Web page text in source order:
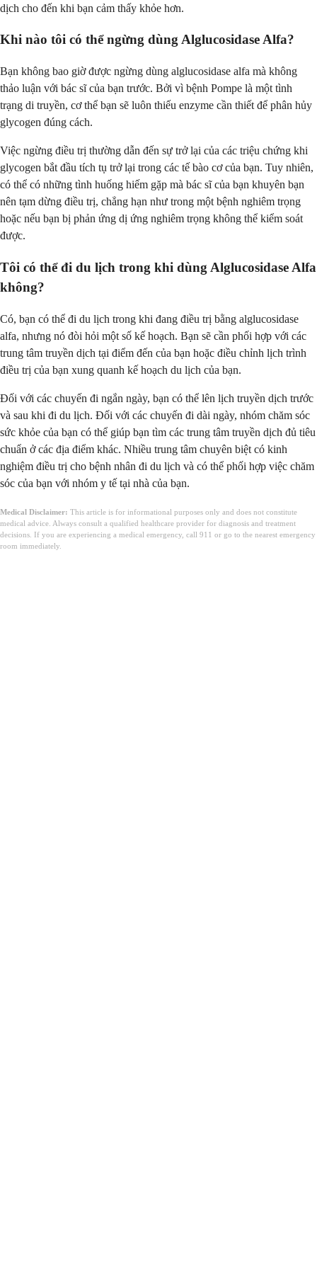
dịch cho đến khi bạn cảm thấy khỏe hơn.
Khi nào tôi có thể ngừng dùng Alglucosidase Alfa?
Bạn không bao giờ được ngừng dùng alglucosidase alfa mà không
thảo luận với bác sĩ của bạn trước. Bởi vì bệnh Pompe là một tình
trạng di truyền, cơ thể bạn sẽ luôn thiếu enzyme cần thiết để phân hủy
glycogen đúng cách.
Việc ngừng điều trị thường dẫn đến sự trở lại của các triệu chứng khi
glycogen bắt đầu tích tụ trở lại trong các tế bào cơ của bạn. Tuy nhiên,
có thể có những tình huống hiếm gặp mà bác sĩ của bạn khuyên bạn
nên tạm dừng điều trị, chẳng hạn như trong một bệnh nghiêm trọng
hoặc nếu bạn bị phản ứng dị ứng nghiêm trọng không thể kiểm soát
được.
Tôi có thể đi du lịch trong khi dùng Alglucosidase Alfa
không?
Có, bạn có thể đi du lịch trong khi đang điều trị bằng alglucosidase
alfa, nhưng nó đòi hỏi một số kế hoạch. Bạn sẽ cần phối hợp với các
trung tâm truyền dịch tại điểm đến của bạn hoặc điều chỉnh lịch trình
điều trị của bạn xung quanh kế hoạch du lịch của bạn.
Đối với các chuyến đi ngắn ngày, bạn có thể lên lịch truyền dịch trước
và sau khi đi du lịch. Đối với các chuyến đi dài ngày, nhóm chăm sóc
sức khỏe của bạn có thể giúp bạn tìm các trung tâm truyền dịch đủ tiêu
chuẩn ở các địa điểm khác. Nhiều trung tâm chuyên biệt có kinh
nghiệm điều trị cho bệnh nhân đi du lịch và có thể phối hợp việc chăm
sóc của bạn với nhóm y tế tại nhà của bạn.
Medical Disclaimer: This article is for informational purposes only and does not constitute
medical advice. Always consult a qualified healthcare provider for diagnosis and treatment
decisions. If you are experiencing a medical emergency, call 911 or go to the nearest emergency
room immediately.